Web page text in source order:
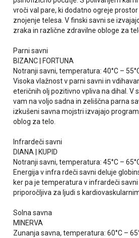
vroči val pare, ki dodatno ogreje
znojenje telesa. V finski savni se
zraka in različne zdravilne obloge za
Parni savni
BIZANC | FORTUNA
Notranji savni, temperatura: 40°C –
Visoka vlažnost v parni savni in
eteričnih olj pozitivno vpliva na dihal. V
vam na voljo sadna in zeliščna parna
izkušeni savna mojstri izvajajo
oblog za telo.
Infrardeči savni
DIANA | KUPID
Notranji savni, temperatura: 45°C –
Energija v infra rdeči savni deluje
ker pa je temperatura v infrardeči
priporočljiva za ljudi s
Solna savna
MINERVA
Zunanja savna, temperatura: 60°C –